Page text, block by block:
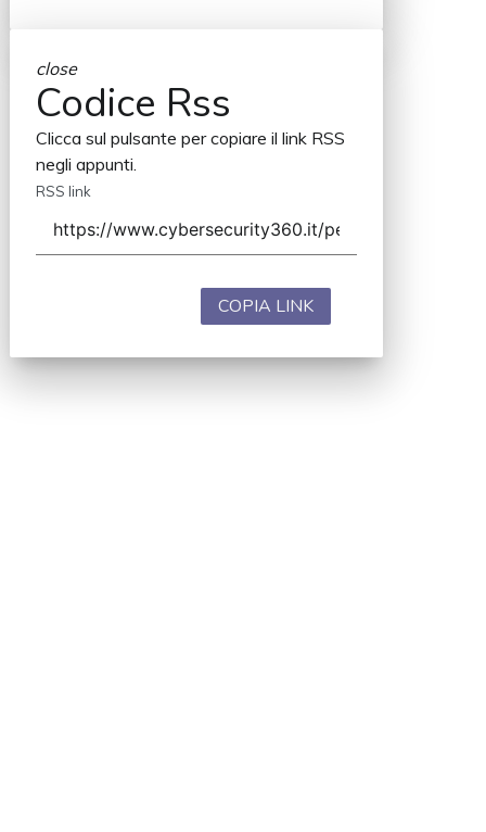
close
Codice Rss
Clicca sul pulsante per copiare il link RSS
negli appunti.
RSS link
COPIA LINK